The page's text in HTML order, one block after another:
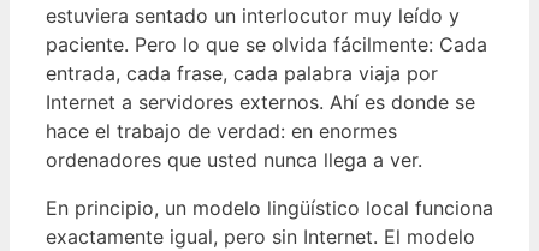
estuviera sentado un interlocutor muy leído y
paciente. Pero lo que se olvida fácilmente: Cada
entrada, cada frase, cada palabra viaja por
Internet a servidores externos. Ahí es donde se
hace el trabajo de verdad: en enormes
ordenadores que usted nunca llega a ver.
En principio, un modelo lingüístico local funciona
exactamente igual, pero sin Internet. El modelo